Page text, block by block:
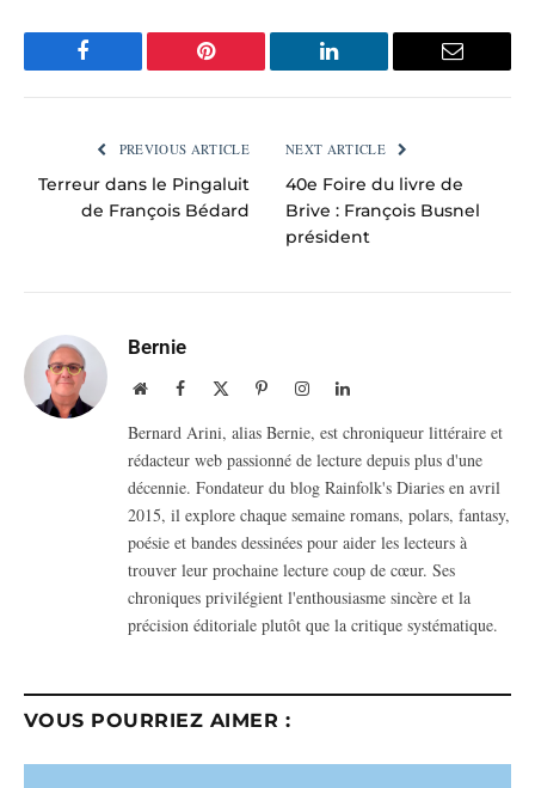
Facebook Pinterest LinkedIn Email
PREVIOUS ARTICLE
Terreur dans le Pingaluit
de François Bédard
NEXT ARTICLE
40e Foire du livre de
Brive : François Busnel
président
Bernie
WebsiteFacebook PinterestInstagramLinkedIn
Bernard Arini, alias Bernie, est chroniqueur littéraire et
rédacteur web passionné de lecture depuis plus d'une
décennie. Fondateur du blog Rainfolk's Diaries en avril
2015, il explore chaque semaine romans, polars, fantasy,
poésie et bandes dessinées pour aider les lecteurs à
trouver leur prochaine lecture coup de cœur. Ses
chroniques privilégient l'enthousiasme sincère et la
précision éditoriale plutôt que la critique systématique.
VOUS POURRIEZ AIMER :